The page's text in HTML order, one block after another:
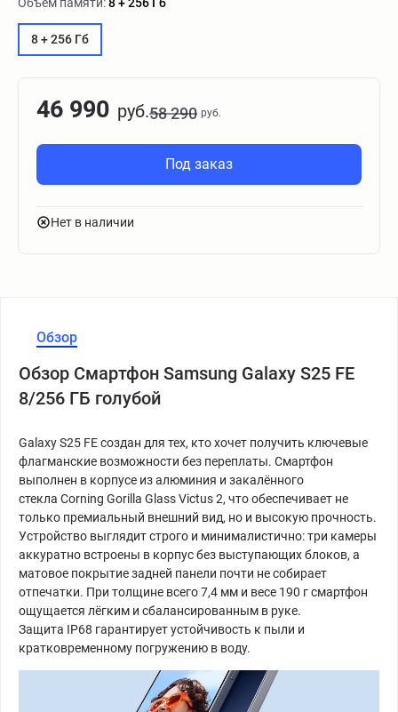
8 + 256 Гб
46 990 руб.58 290 руб.
Под заказ
Нет в наличии
Обзор
Обзор Смартфон Samsung Galaxy S25 FE
8/256 ГБ голубой
Galaxy S25 FE создан для тех, кто хочет получить ключевые
флагманские возможности без переплаты. Смартфон
выполнен в корпусе из алюминия и закалённого
стекла Corning Gorilla Glass Victus 2, что обеспечивает не
только премиальный внешний вид, но и высокую прочность.
Устройство выглядит строго и минималистично: три камеры
аккуратно встроены в корпус без выступающих блоков, а
матовое покрытие задней панели почти не собирает
отпечатки. При толщине всего 7,4 мм и весе 190 г смартфон
ощущается лёгким и сбалансированным в руке.
Защита IP68 гарантирует устойчивость к пыли и
кратковременному погружению в воду.